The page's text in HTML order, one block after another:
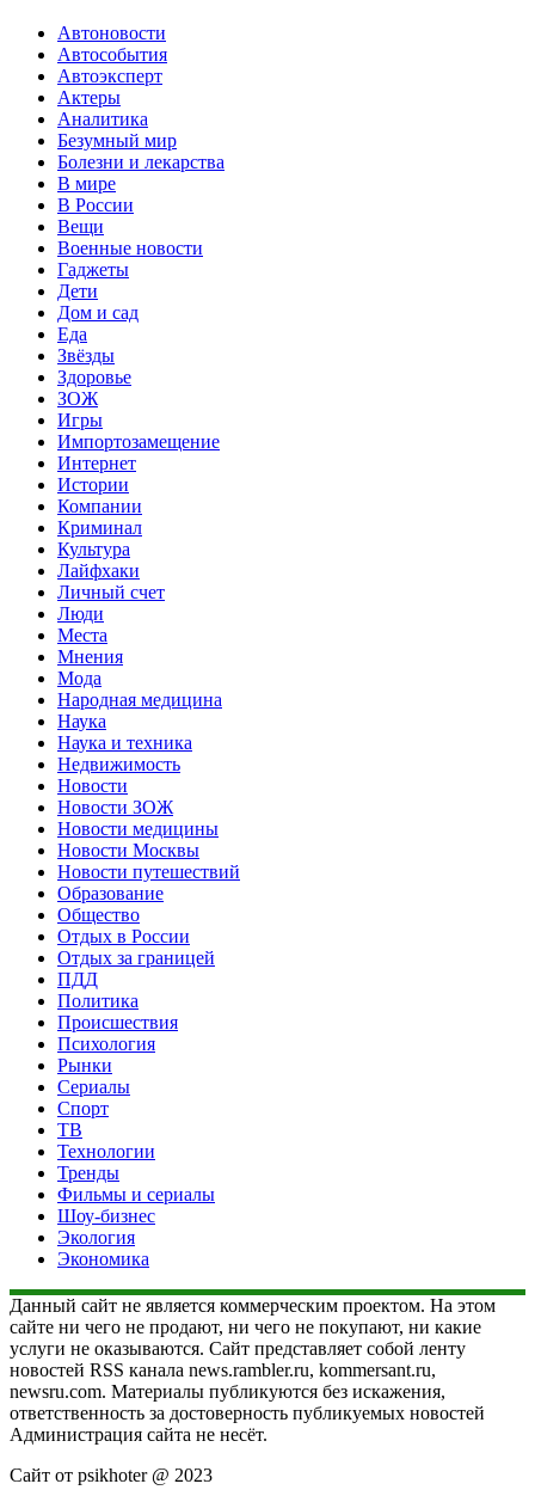
Автоновости
Автособытия
Автоэксперт
Актеры
Аналитика
Безумный мир
Болезни и лекарства
В мире
В России
Вещи
Военные новости
Гаджеты
Дети
Дом и сад
Еда
Звёзды
Здоровье
ЗОЖ
Игры
Импортозамещение
Интернет
Истории
Компании
Криминал
Культура
Лайфхаки
Личный счет
Люди
Места
Мнения
Мода
Народная медицина
Наука
Наука и техника
Недвижимость
Новости
Новости ЗОЖ
Новости медицины
Новости Москвы
Новости путешествий
Образование
Общество
Отдых в России
Отдых за границей
ПДД
Политика
Происшествия
Психология
Рынки
Сериалы
Спорт
ТВ
Технологии
Тренды
Фильмы и сериалы
Шоу-бизнес
Экология
Экономика
Данный сайт не является коммерческим проектом. На этом
сайте ни чего не продают, ни чего не покупают, ни какие
услуги не оказываются. Сайт представляет собой ленту
новостей RSS канала news.rambler.ru, kommersant.ru,
newsru.com. Материалы публикуются без искажения,
ответственность за достоверность публикуемых новостей
Администрация сайта не несёт.
Сайт от psikhoter @ 2023